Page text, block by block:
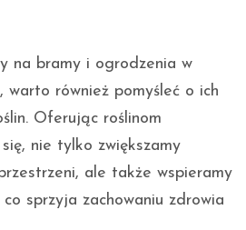
na bramy i ogrodzenia w
warto również pomyśleć o ich
Oferując roślinom
nie tylko zwiększamy
ale także wspieramy
sprzyja zachowaniu zdrowia